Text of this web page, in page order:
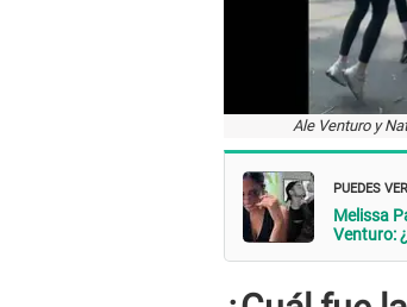
Ale Venturo y
PUEDES
Melissa
Venturo: